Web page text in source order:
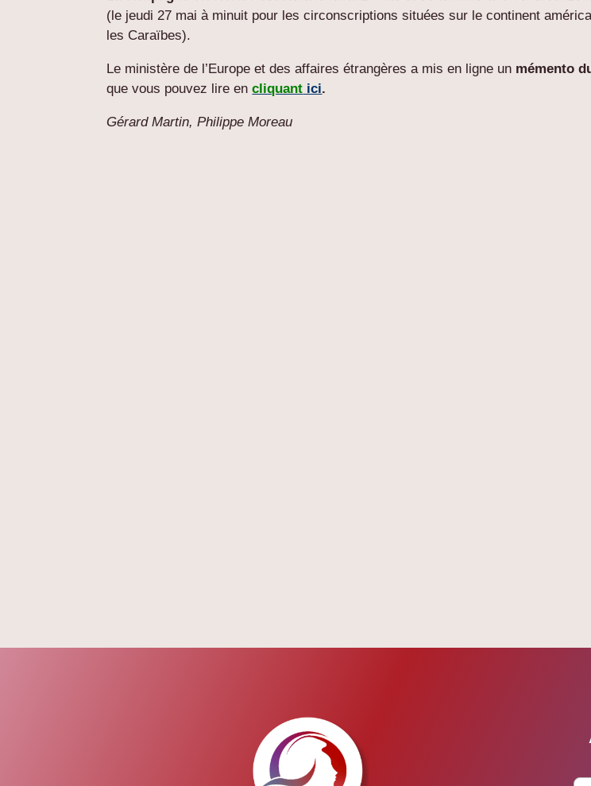
(le jeudi 27 mai à minuit pour les circonscriptions situées sur le continent
les Caraïbes).
Le ministère de l’Europe et des affaires étrangères a mis en ligne un mémento
que vous pouvez lire en cliquant ici.
Gérard Martin, Philippe Moreau